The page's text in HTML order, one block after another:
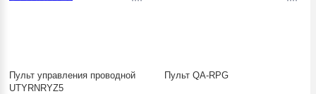
Пульт управления проводной
UTYRNRYZ5
Пульт QA-RPG